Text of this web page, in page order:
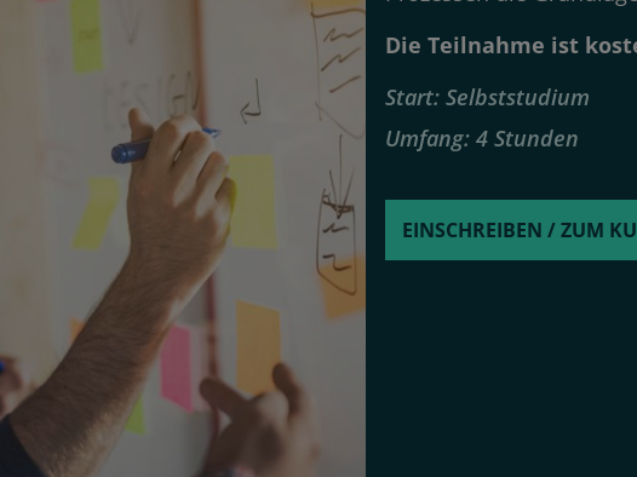
Die Teilnahme ist
Start Selbststudium
Umfang 4 Stunden
EINSCHREIBEN / ZUM